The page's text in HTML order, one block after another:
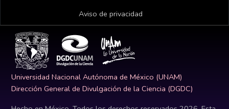
Aviso de privacidad
Universidad Nacional Autónoma de México (UNAM)
Dirección General de Divulgación de la Ciencia (DGDC)